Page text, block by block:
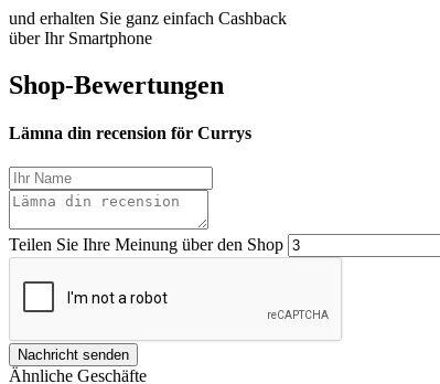
und erhalten Sie ganz einfach Cashback
über Ihr Smartphone
Shop-Bewertungen
Lämna din recension för Currys
Teilen Sie Ihre Meinung über den Shop
Nachricht senden
Ähnliche Geschäfte